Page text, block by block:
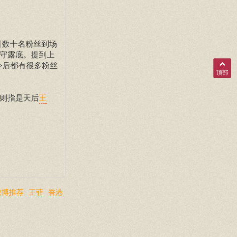
数十名粉丝到场
露底。提到上
都有很多粉丝
指是天后王
博推荐 王菲 香港
顶部